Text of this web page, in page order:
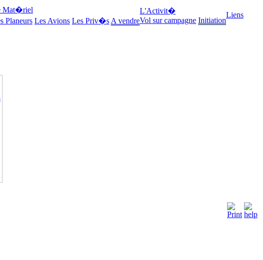
Mat�riel
Planeurs Les Avions Les Priv�s A vendre
L'Activit�
Vol sur campagne Initiation
Liens